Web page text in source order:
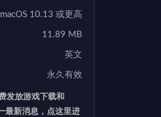
macOS 10.13 或更高
11.89 MB
英文
永久有效
发放游戏下载和
最新消息，点这里进